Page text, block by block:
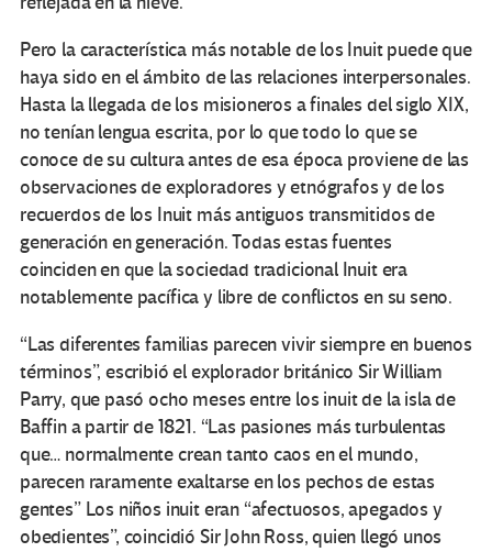
Pero la característica más notable de los Inuit puede que
haya sido en el ámbito de las relaciones interpersonales.
Hasta la llegada de los misioneros a finales del siglo XIX,
no tenían lengua escrita, por lo que todo lo que se
conoce de su cultura antes de esa época proviene de las
observaciones de exploradores y etnógrafos y de los
recuerdos de los Inuit más antiguos transmitidos de
generación en generación. Todas estas fuentes
coinciden en que la sociedad tradicional Inuit era
notablemente pacífica y libre de conflictos en su seno.
“Las diferentes familias parecen vivir siempre en buenos
términos”, escribió el explorador británico Sir William
Parry, que pasó ocho meses entre los inuit de la isla de
Baffin a partir de 1821. “Las pasiones más turbulentas
que… normalmente crean tanto caos en el mundo,
parecen raramente exaltarse en los pechos de estas
gentes” Los niños inuit eran “afectuosos, apegados y
obedientes”, coincidió Sir John Ross, quien llegó unos